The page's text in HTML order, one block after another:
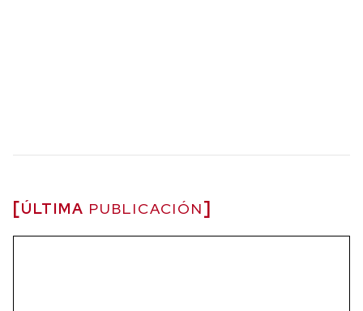
ÚLTIMA PUBLICACIÓN